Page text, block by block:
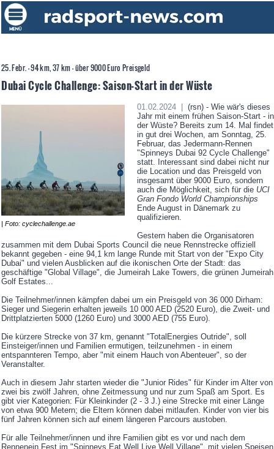
25. Febr. - 94 km, 37 km - über 9000 Euro Preisgeld
Dubai Cycle Challenge: Saison-Start in der Wüste
| Foto: cyclechallenge.ae
01.02.2024 |
(rsn) - Wie wär's dieses
Jahr mit einem frühen Saison-Start - in
der Wüste? Bereits zum 14. Mal findet
in gut drei Wochen, am Sonntag, 25.
Februar, das Jedermann-Rennen
"Spinneys Dubai 92 Cycle Challenge"
statt. Interessant sind dabei nicht nur
die Location und das Preisgeld von
insgesamt über 9000 Euro, sondern
auch die Möglichkeit, sich für die UCI
Gran Fondo World Championships
Ende August in Dänemark zu
qualifizieren.
Gestern haben die Organisatoren
zusammen mit dem Dubai Sports Council die neue Rennstrecke offiziell
bekannt gegeben - eine 94,1 km lange Runde mit Start von der "Expo City
Dubai" und vielen Ausblicken auf die ikonischen Orte der Stadt: das
geschäftige "Global Village", die Jumeirah Lake Towers, die grünen Jumeirah
Golf Estates...
Die Teilnehmer/innen kämpfen dabei um ein Preisgeld von 36 000 Dirham:
Sieger und Siegerin erhalten jeweils 10 000 AED (2520 Euro), die Zweit- und
Drittplatzierten 5000 (1260 Euro) und 3000 AED (755 Euro).
Die kürzere Strecke von 37 km, genannt "TotalEnergies Outride", soll
Einsteiger/innen und Familien ermutigen, teilzunehmen - in einem
entspannteren Tempo, aber "mit einem Hauch von Abenteuer", so der
Veranstalter.
Auch in diesem Jahr starten wieder die "Junior Rides" für Kinder im Alter von
zwei bis zwölf Jahren, ohne Zeitmessung und nur zum Spaß am Sport. Es
gibt vier Kategorien: Für Kleinkinder (2 - 3 J.) eine Strecke mit einer Länge
von etwa 900 Metern; die Eltern können dabei mitlaufen. Kinder von vier bis
fünf Jahren können sich auf einem längeren Parcours austoben.
Für alle Teilnehmer/innen und ihre Familien gibt es vor und nach dem
Rennenein Fest im "Spinneys Eat Well Live Well Village", mit vielen Speisen